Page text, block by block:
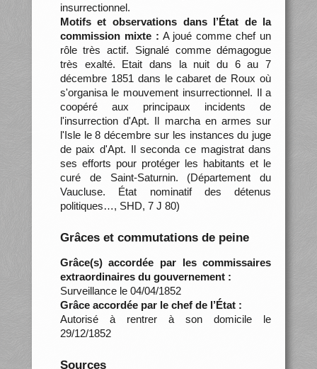
insurrectionnel.
Motifs et observations dans l’État de la
commission mixte : A joué comme chef un
rôle très actif. Signalé comme démagogue
très exalté. Etait dans la nuit du 6 au 7
décembre 1851 dans le cabaret de Roux où
s'organisa le mouvement insurrectionnel. Il a
coopéré aux principaux incidents de
l'insurrection d'Apt. Il marcha en armes sur
l'Isle le 8 décembre sur les instances du juge
de paix d'Apt. Il seconda ce magistrat dans
ses efforts pour protéger les habitants et le
curé de Saint-Saturnin. (Département du
Vaucluse. État nominatif des détenus
politiques…, SHD, 7 J 80)
Grâces et commutations de peine
Grâce(s) accordée par les commissaires
extraordinaires du gouvernement :
Surveillance le 04/04/1852
Grâce accordée par le chef de l’État :
Autorisé à rentrer à son domicile le
29/12/1852
Sources